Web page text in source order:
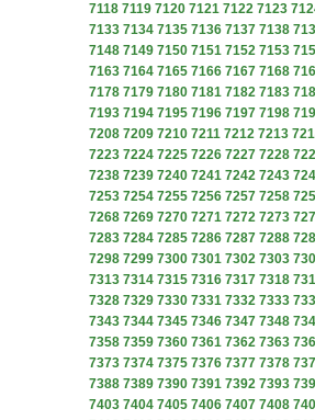
7118 7119 7120 7121 7122 7123
7133 7134 7135 7136 7137 7138
7148 7149 7150 7151 7152 7153
7163 7164 7165 7166 7167 7168
7178 7179 7180 7181 7182 7183
7193 7194 7195 7196 7197 7198
7208 7209 7210 7211 7212 7213
7223 7224 7225 7226 7227 7228
7238 7239 7240 7241 7242 7243
7253 7254 7255 7256 7257 7258
7268 7269 7270 7271 7272 7273
7283 7284 7285 7286 7287 7288
7298 7299 7300 7301 7302 7303
7313 7314 7315 7316 7317 7318
7328 7329 7330 7331 7332 7333
7343 7344 7345 7346 7347 7348
7358 7359 7360 7361 7362 7363
7373 7374 7375 7376 7377 7378
7388 7389 7390 7391 7392 7393
7403 7404 7405 7406 7407 7408